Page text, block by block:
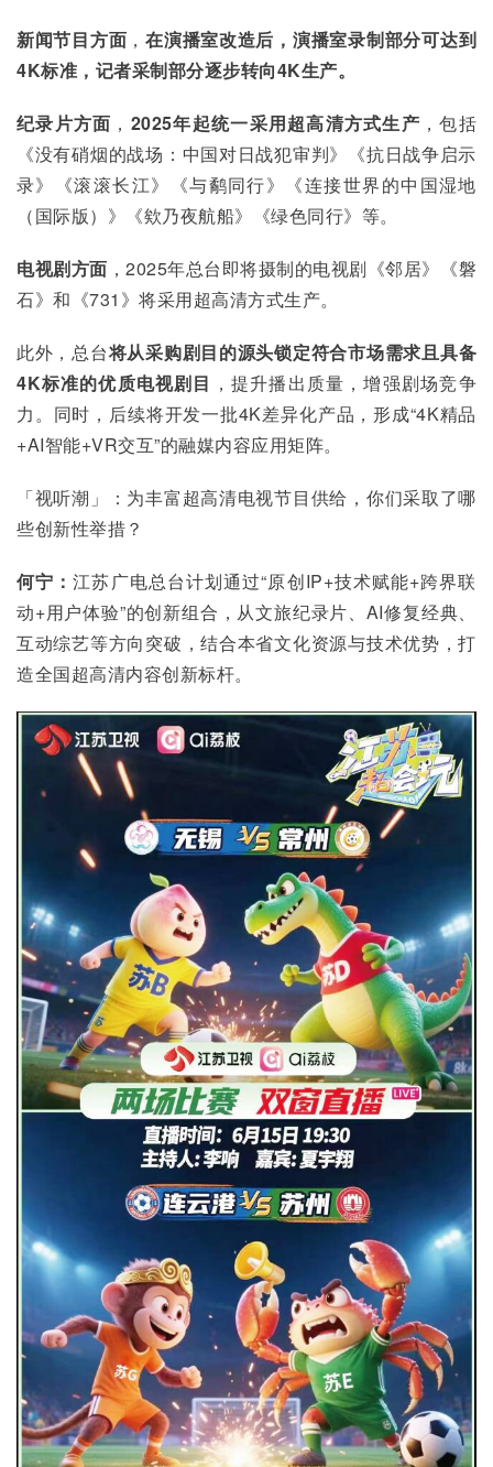
新闻节目方面 ，在演播室改造后，演播室录制部分可达到
4K标准，记者采制部分逐步转向4K生产。
纪录片方面 ， 2025年起统一采用超高清方式生产 ，包括
《没有硝烟的战场：中国对日战犯审判》《抗日战争启示
录》《滚滚长江》《与鹬同行》《连接世界的中国湿地
（国际版）》《欸乃夜航船》《绿色同行》等。
电视剧方面 ，2025年总台即将摄制的电视剧《邻居》《磐
石》和《731》将采用超高清方式生产。
此外，总台将从采购剧目的源头锁定符合市场需求且具备
4K标准的优质电视剧目 ，提升播出质量，增强剧场竞争
力。同时，后续将开发一批4K差异化产品，形成“4K精品
+AI智能+VR交互”的融媒内容应用矩阵。
「视听潮」：为丰富超高清电视节目供给，你们采取了哪
些创新性举措？
何宁：江苏广电总台计划通过“原创IP+技术赋能+跨界联
动+用户体验”的创新组合，从文旅纪录片、AI修复经典、
互动综艺等方向突破，结合本省文化资源与技术优势，打
造全国超高清内容创新标杆。